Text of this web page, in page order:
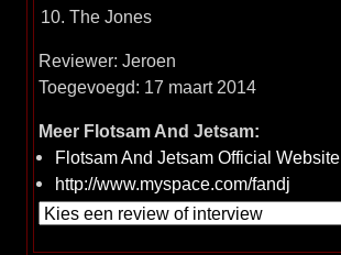
10. The Jones
Reviewer: Jeroen
Toegevoegd: 17 maart 2014
Meer Flotsam And Jetsam:
Flotsam And Jetsam Official Website
http://www.myspace.com/fandj